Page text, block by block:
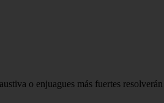
o enjuagues más fuertes